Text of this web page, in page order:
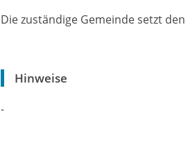
Die zuständige Gemeinde setzt
Hinweise
-